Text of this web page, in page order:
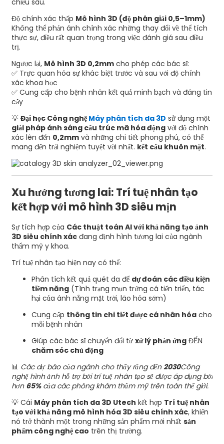
chiều sâu.
Độ chính xác thấp Mô hình 3D (độ phân giải 0,5–1mm)
Không thể phản ánh chính xác những thay đổi về thể tích
thực sự, điều rất quan trọng trong việc đánh giá sau điều
trị.
Ngược lại, Mô hình 3D 0,2mmcho phép các bác sĩ:
✅ Trực quan hóa sự khác biệt trước và sau với độ chính
xác khoa học
✅ Cung cấp cho bệnh nhân kết quả minh bạch và đáng tin
cậy
💡 Đại học Công nghệ Máy phân tích da 3D sử dụng một
giải pháp ánh sáng cấu trúc mã hóa độngvới độ chính
xác lên đến 0,2mmvà những chi tiết phong phú, có thể
mang đến trải nghiệm tuyệt vời nhất. kết cấu khuôn mặt.
Xu hướng tương lai: Trí tuệ nhân tạo
kết hợp với mô hình 3D siêu mịn
Sự tích hợp của Các thuật toán AI với khả năng tạo ảnh
3D siêu chính xácđang định hình tương lai của ngành
thẩm mỹ y khoa.
Trí tuệ nhân tạo hiện nay có thể:
Phân tích kết quả quét da để dự đoán các điều kiện
tiềm năng(Tình trạng mụn trứng cá tiến triển, tác
hại của ánh nắng mặt trời, lão hóa sớm)
Cung cấp thông tin chi tiết được cá nhân hóacho
mỗi bệnh nhân
Giúp các bác sĩ chuyển đổi từ xử lý phản ứngĐẾN
chăm sóc chủ động
📊 Các dự báo của ngành cho thấy rằng đến2030Công
nghệ hình ảnh hỗ trợ bởi trí tuệ nhân tạo sẽ được áp dụng bởi
hơn 65%của các phòng khám thẩm mỹ trên toàn thế giới.
💡 Cái Máy phân tích da 3D Utech kết hợp Trí tuệ nhân
tạo với khả năng mô hình hóa 3D siêu chính xác, khiến
nó trở thành một trong những sản phẩm mới nhất sản
phẩm công nghệ cao trên thị trường.